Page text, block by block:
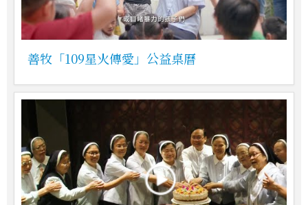
善牧「109星火傳愛」公益桌曆